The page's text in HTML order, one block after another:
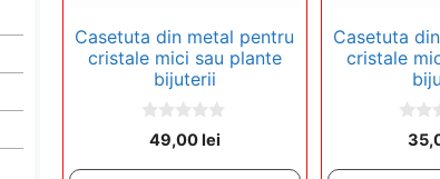
Casetuta din metal pentru
cristale mici sau plante
bijuterii
o49,00lei
Casetuta
cristale
o